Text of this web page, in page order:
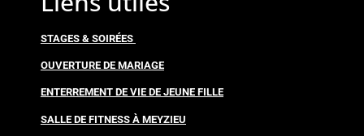
STAGES & SOIRÉES
OUVERTURE DE MARIAGE
ENTERREMENT DE VIE DE JEUNE FILLE
SALLE DE FITNESS À MEYZIEU